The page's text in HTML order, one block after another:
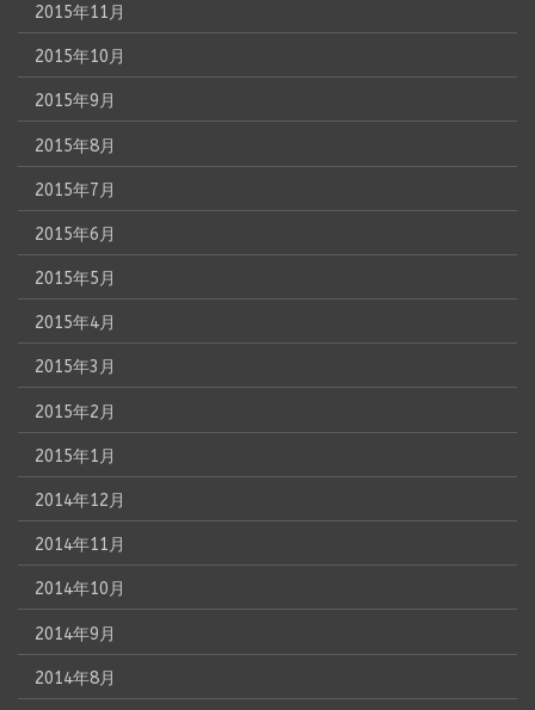
2015年11月
2015年10月
2015年9月
2015年8月
2015年7月
2015年6月
2015年5月
2015年4月
2015年3月
2015年2月
2015年1月
2014年12月
2014年11月
2014年10月
2014年9月
2014年8月